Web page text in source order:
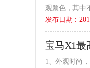
观颜色，其中
发布日期：
宝马X1最
1、外观时尚